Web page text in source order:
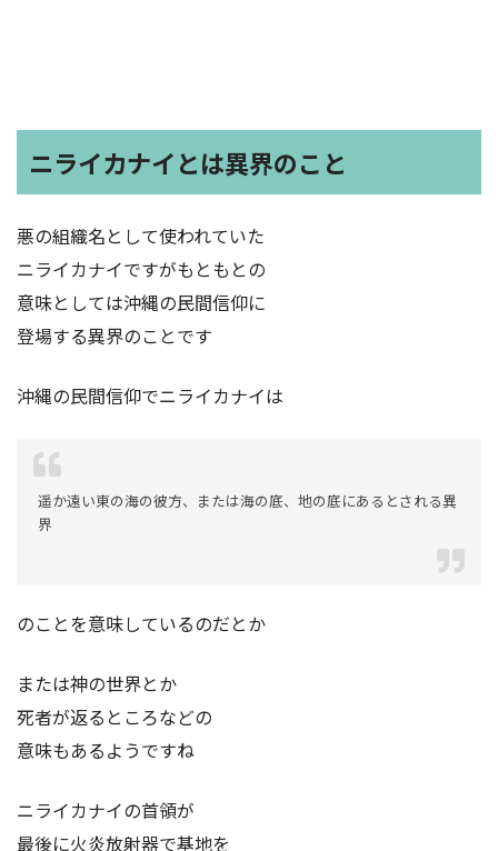
ニライカナイとは異界のこと
悪の組織名として使われていた
ニライカナイですがもともとの
意味としては沖縄の民間信仰に
登場する異界のことです
沖縄の民間信仰でニライカナイは
遥か遠い東の海の彼方、または海の底、地の底にあるとされる異
界
のことを意味しているのだとか
または神の世界とか
死者が返るところなどの
意味もあるようですね
ニライカナイの首領が
最後に火炎放射器で基地を